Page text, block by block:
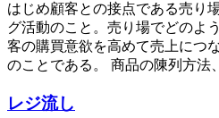
はじめ顧客との接点である売り
グ活動のこと。売り場でどのよ
客の購買意欲を高めて売上につ
のことである。 商品の陳列方
レジ流し